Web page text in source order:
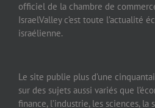
officiel de la chambre de
IsraelValley c’est toute l’actualité
israélienne.
Le site publie plus d’une
sur des sujets aussi variés que
finance, l’industrie, les sciences, la